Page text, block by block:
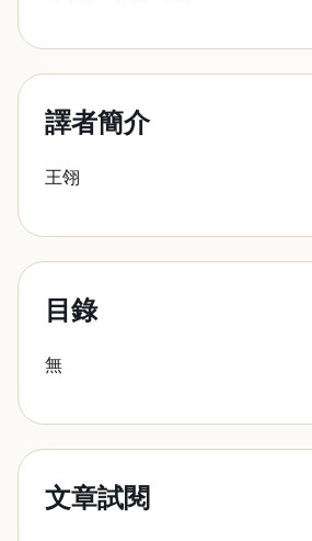
譯者簡介
王翎
目錄
無
文章試閱